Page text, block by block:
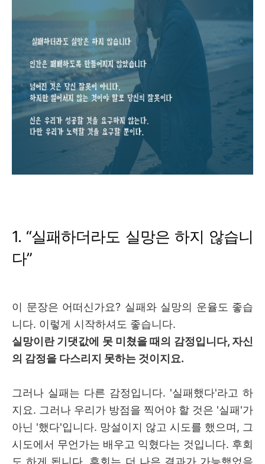
1. “실패하더라도 실망은 하지 않습니
다”
이 문장은 어떠신가요? 실패와 실망의 운율도 좋습
니다. 이렇게 시작하셔도 좋습니다.
실망이란 기댓값에 못 미쳤을 때의 감정입니다, 자신
의 감정을 다스리지 못하는 것이지요.
그러나 실패는 다른 감정입니다. '실패했다'라고 하
지요. 그러나 우리가 방점을 찍어야 할 것은 '실패'가
아닌 '했다'입니다. 망설이지 않고 시도를 했으며, 그
시도에서 무언가는 배우고 익혔다는 것입니다. 후회
도 하게 됩니다. 후회는 더 나은 결과가 가능했었음